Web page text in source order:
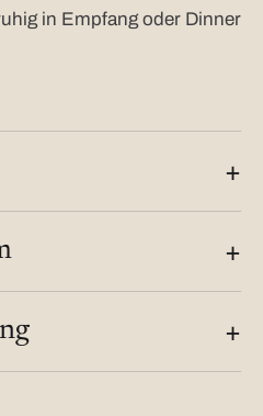
in Empfang oder Dinner